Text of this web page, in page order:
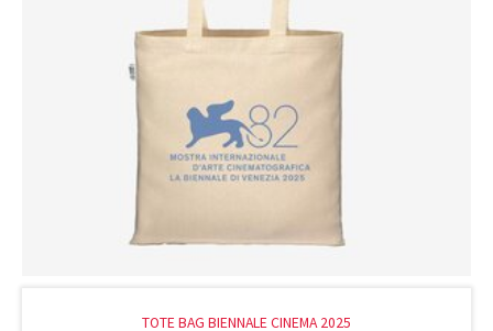
TOTE BAG BIENNALE CINEMA 2025